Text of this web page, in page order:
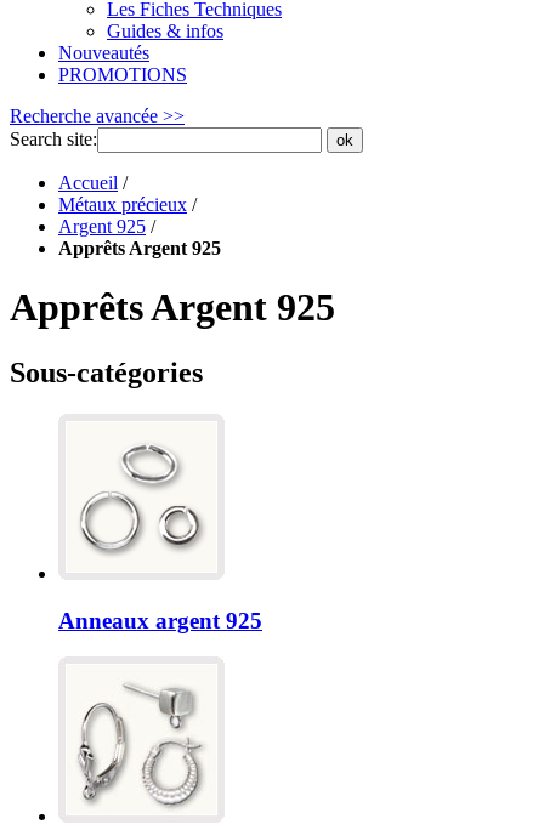
Les Fiches Techniques
Guides & infos
Nouveautés
PROMOTIONS
Recherche avancée >>
Search site:
ok
Accueil /
Métaux précieux /
Argent 925 /
Apprêts Argent 925
Apprêts Argent 925
Sous-catégories
Anneaux argent 925